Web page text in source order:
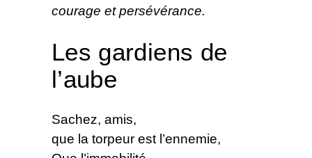
courage et persévérance.
Les gardiens de
l’aube
Sachez, amis,
que la torpeur est l’ennemie,